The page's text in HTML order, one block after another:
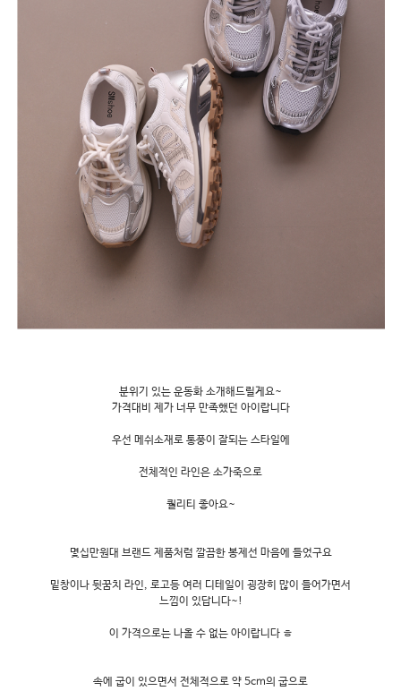
분위기 있는 운동화 소개해드릴게요~
가격대비 제가 너무 만족했던 아이랍니다
우선 메쉬소재로 통풍이 잘되는 스타일에
전체적인 라인은 소가죽으로
퀄리티 좋아요~
몇십만원대 브랜드 제품처럼 깔끔한 봉제선 마음에 들었구요
밑창이나 뒷꿈치 라인, 로고등 여러 디테일이 굉장히 많이 들어가면서
느낌이 있답니다~!
이 가격으로는 나올 수 없는 아이랍니다 ㅎ
속에 굽이 있으면서 전체적으로 약 5cm의 굽으로